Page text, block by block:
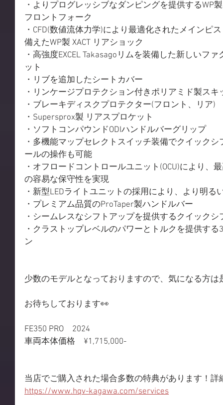
・よりプログレッシブなダンピングを提供するWP
フロントフォーク
・CFD(数値流体力学)により最適化されたメインピ
備えたWP製 XACT リアショック
・高強度EXCEL Takasagoリムを装備した新しいフ
ット
・リブを追加したシートカバー
・リンケージプロテクション付きポリアミド製スキ
・ブレーキディスクプロテクター(フロント、リア)
・Supersprox製 リアスプロケット
・ソフトコンパウンドODIハンドルバーグリップ
・多機能マップセレクトスイッチ装備でクイック
ールの操作も可能
・オフロードコントロールユニット(OCU)により、
の容易な保守性を実現
・新型LEDライトユニットの採用により、より明
・プレミアム品質のProTaper製ハンドルバー
・シームレスなシフトアップを提供するクイックシ
・クラストップレベルのパワーとトルクを提供する
ン
少数のモデルとなっておりますので、気になる方
お待ちしております👀
FE350 PRO　2024
車両本体価格　¥1,715,000-
当店でご購入された場合多数の特典があります！詳
https://www.hqv-kagawa.com/services